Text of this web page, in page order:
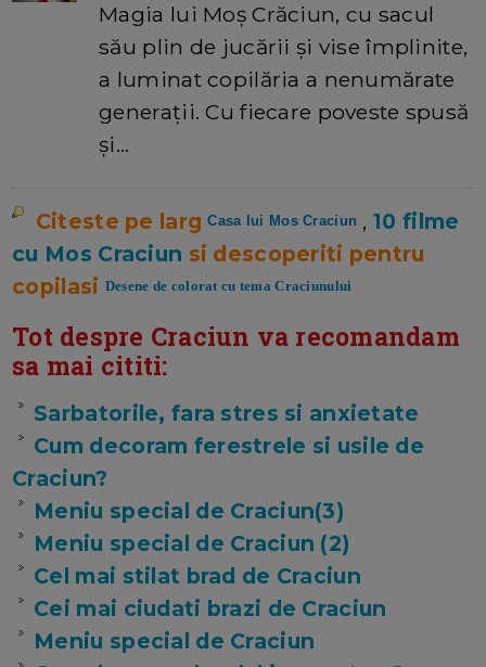
Magia lui Moș Crăciun, cu sacul
său plin de jucării și vise împlinite,
a luminat copilăria a nenumărate
generații. Cu fiecare poveste spusă
și…
Citeste pe larg Casa lui Mos Craciun ,10 filme
cu Mos Craciun si descoperiti pentru
copilasi Desene de colorat cu tema Craciunului
Tot despre Craciun va recomandam
sa mai cititi:
Sarbatorile, fara stres si anxietate
Cum decoram ferestrele si usile de
Craciun?
Meniu special de Craciun(3)
Meniu special de Craciun (2)
Cel mai stilat brad de Craciun
Cei mai ciudati brazi de Craciun
Meniu special de Craciun